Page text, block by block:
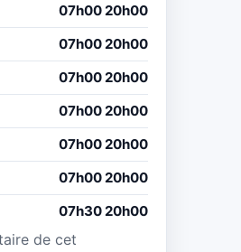
07h00 20h00
07h00 20h00
07h00 20h00
07h00 20h00
07h00 20h00
07h00 20h00
07h30 20h00
de cet